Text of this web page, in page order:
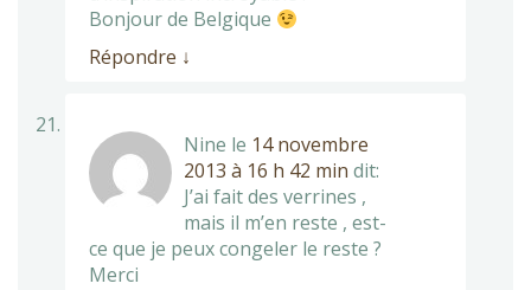
Bonjour de Belgique
Répondre ↓
Nine le 14 novembre
2013 à 16 h 42 min dit:
J’ai fait des verrines ,
mais il m’en reste , est-
ce que je peux congeler le reste ?
Merci